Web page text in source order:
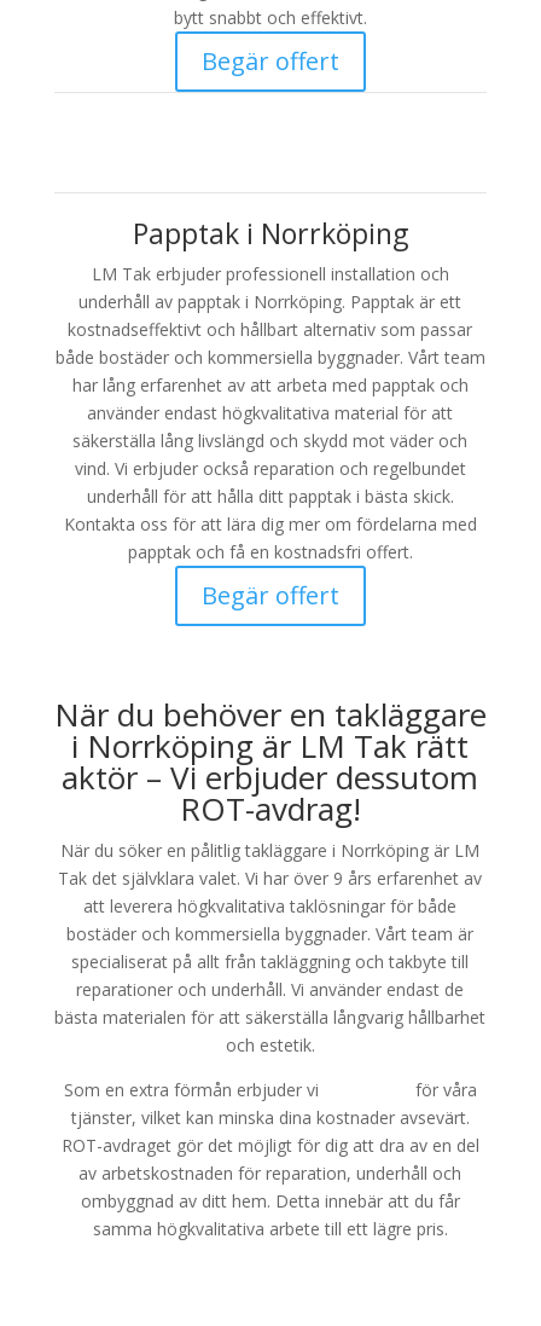
bytt snabbt och effektivt.
Begär offert
Papptak i Norrköping
LM Tak erbjuder professionell installation och
underhåll av papptak i Norrköping. Papptak är ett
kostnadseffektivt och hållbart alternativ som passar
både bostäder och kommersiella byggnader. Vårt team
har lång erfarenhet av att arbeta med papptak och
använder endast högkvalitativa material för att
säkerställa lång livslängd och skydd mot väder och
vind. Vi erbjuder också reparation och regelbundet
underhåll för att hålla ditt papptak i bästa skick.
Kontakta oss för att lära dig mer om fördelarna med
papptak och få en kostnadsfri offert.
Begär offert
När du behöver en takläggare
i Norrköping är LM Tak rätt
aktör – Vi erbjuder dessutom
ROT-avdrag!
När du söker en pålitlig takläggare i Norrköping är LM
Tak det självklara valet. Vi har över 9 års erfarenhet av
att leverera högkvalitativa taklösningar för både
bostäder och kommersiella byggnader. Vårt team är
specialiserat på allt från takläggning och takbyte till
reparationer och underhåll. Vi använder endast de
bästa materialen för att säkerställa långvarig hållbarhet
och estetik.
Som en extra förmån erbjuder vi
för våra
tjänster, vilket kan minska dina kostnader avsevärt.
ROT-avdraget gör det möjligt för dig att dra av en del
av arbetskostnaden för reparation, underhåll och
ombyggnad av ditt hem. Detta innebär att du får
samma högkvalitativa arbete till ett lägre pris.